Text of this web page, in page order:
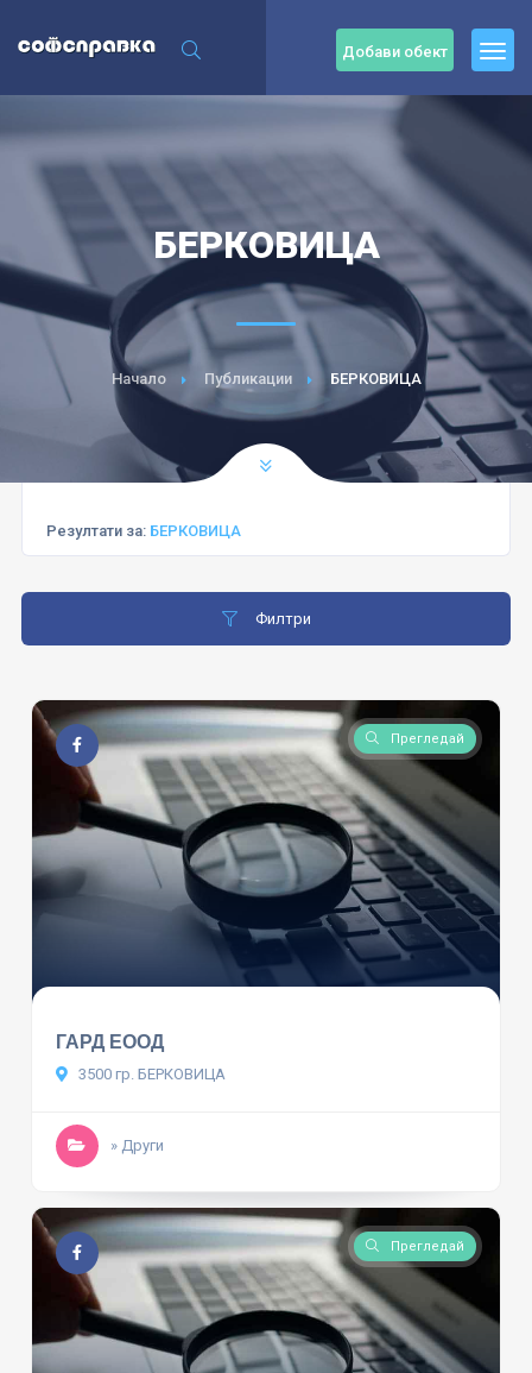
Добави обект
БЕРКОВИЦА
Начало Публикации БЕРКОВИЦА
Резултати за: БЕРКОВИЦА
Филтри
Прегледай
ГАРД ЕООД
3500 гр. БЕРКОВИЦА
» Други
Прегледай